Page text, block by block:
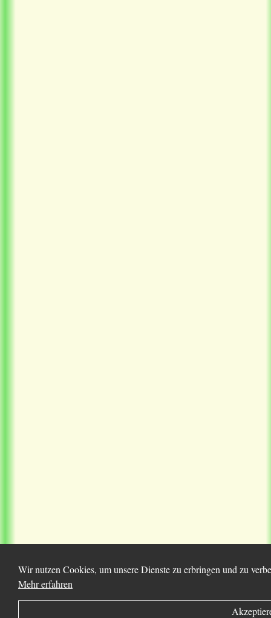
Wir nutzen Cookies, um unsere Dienste zu erbringen und zu
Mehr erfahren